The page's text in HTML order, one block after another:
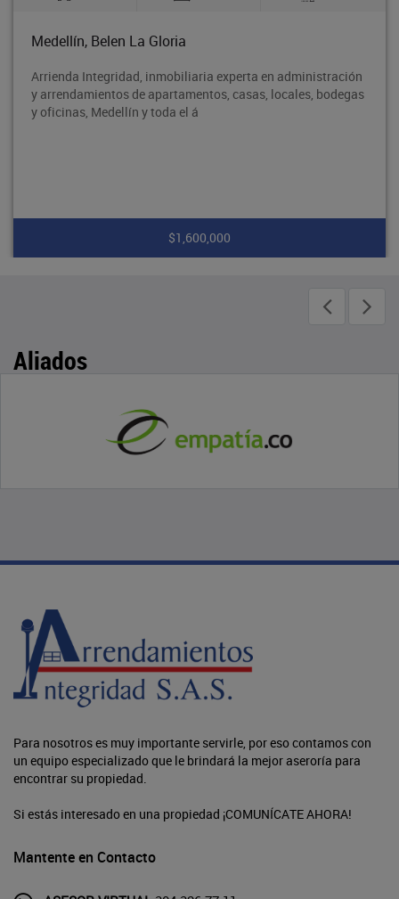
Medellín, Belen La Gloria
Arrienda Integridad, inmobiliaria experta en administración
y arrendamientos de apartamentos, casas, locales, bodegas
y oficinas, Medellín y toda el á
$1,600,000
Aliados
Para nosotros es muy importante servirle, por eso contamos con
un equipo especializado que le brindará la mejor aseroría para
encontrar su propiedad.
Si estás interesado en una propiedad ¡COMUNÍCATE AHORA!
Mantente en Contacto